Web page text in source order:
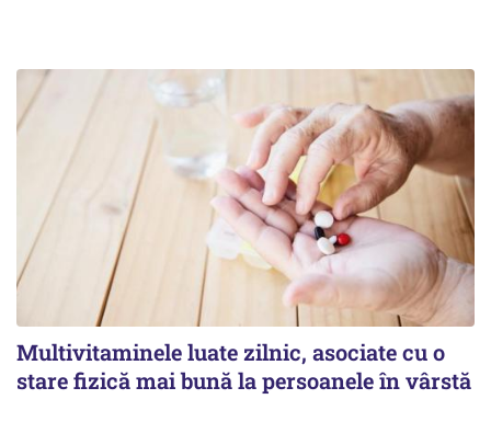
Multivitaminele luate zilnic, asociate cu o
stare fizică mai bună la persoanele în vârstă